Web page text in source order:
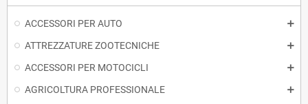
ACCESSORI PER AUTO
ATTREZZATURE ZOOTECNICHE
ACCESSORI PER MOTOCICLI
AGRICOLTURA PROFESSIONALE